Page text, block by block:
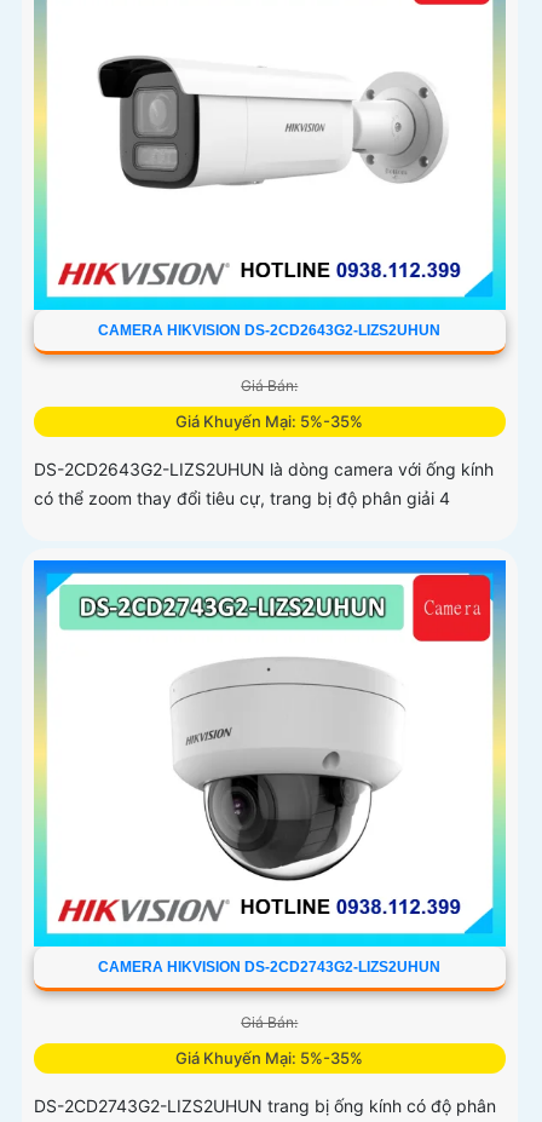
CAMERA HIKVISION DS-2CD2643G2-LIZS2UHUN
Giá Bán:
Giá Khuyến Mại: 5%-35%
DS-2CD2643G2-LIZS2UHUN là dòng camera với ống kính
có thể zoom thay đổi tiêu cự, trang bị độ phân giải 4
CAMERA HIKVISION DS-2CD2743G2-LIZS2UHUN
Giá Bán:
Giá Khuyến Mại: 5%-35%
DS-2CD2743G2-LIZS2UHUN trang bị ống kính có độ phân